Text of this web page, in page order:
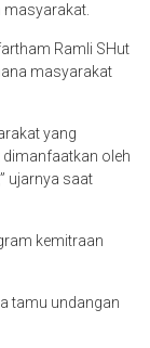
masyarakat.
Ramli SHut
masyarakat
yang
oleh
ujarnya saat
kemitraan
tamu undangan